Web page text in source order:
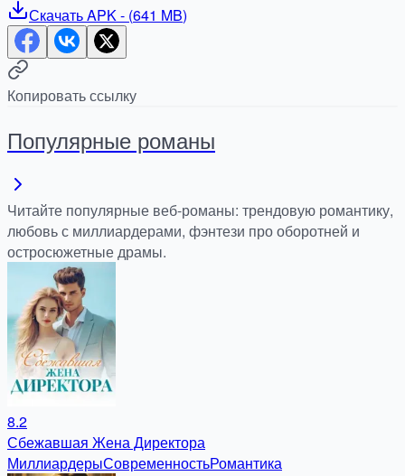
СкачатьAPK- (641 MB)
Копировать ссылку
Популярные романы
Читайте популярные веб-романы: трендовую романтику,
любовь с миллиардерами, фэнтези про оборотней и
остросюжетные драмы.
8.2
Сбежавшая Жена Директора
МиллиардерыСовременностьРомантика